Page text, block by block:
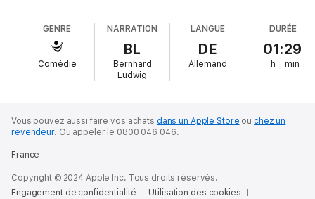
präsentiert, die Kabarettistin Nicole Kaeser tat dasselbe in der
Schweiz . Eine ungewöhnliche, aber umso erfolgreichere
GENRE
Comédie
NARRATION
BL
Bernhard
Ludwig
LANGUE
DE
Allemand
DURÉE
01:29
h min
Vous pouvez aussi faire vos achats dans un Apple Store ou chez un
revendeur. Ou appeler le 0800 046 046.
France
Copyright © 2024 Apple Inc. Tous droits réservés.
Engagement de confidentialité
Utilisation des cookies